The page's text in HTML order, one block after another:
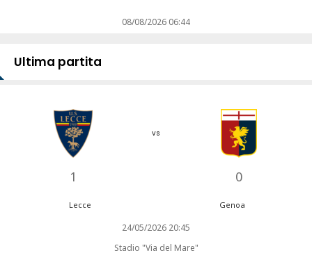
08/08/2026 06:44
Ultima partita
1
vs
0
Lecce Genoa
24/05/2026 20:45
Stadio "Via del Mare"